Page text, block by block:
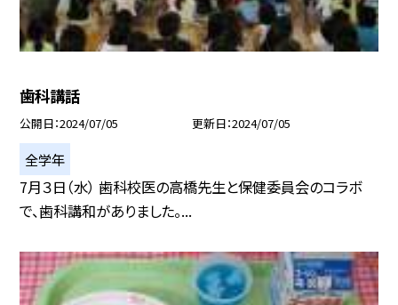
歯科講話
公開日 2024/07/05 更新日 2024/07/05
全学年
7月３日（水） 歯科校医の高橋先生と保健委員会のコラボ
で、歯科講和がありました。...